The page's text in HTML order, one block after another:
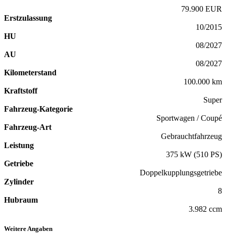
79.900 EUR
Erstzulassung
10/2015
HU
08/2027
AU
08/2027
Kilometerstand
100.000 km
Kraftstoff
Super
Fahrzeug-Kategorie
Sportwagen / Coupé
Fahrzeug-Art
Gebrauchtfahrzeug
Leistung
375 kW (510 PS)
Getriebe
Doppelkupplungsgetriebe
Zylinder
8
Hubraum
3.982 ccm
Weitere Angaben